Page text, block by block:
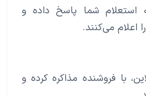
استعلام شما پاسخ داده و
اعلام می‌کنند.
با فروشنده مذاکره کرده و